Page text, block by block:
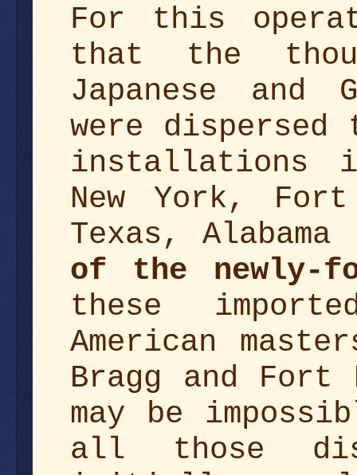
For this
that the
Japanese and
were
installations
New York,
Texas,
of the newly-
these
American
Bragg and
may be
all those